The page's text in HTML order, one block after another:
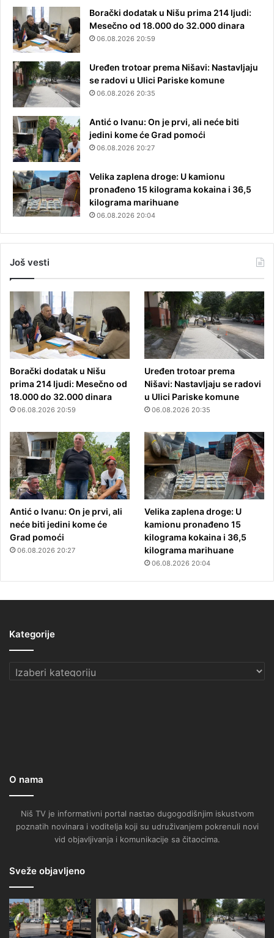
Borački dodatak u Nišu prima 214 ljudi:
Mesečno od 18.000 do 32.000 dinara
06.08.2026 20:59
Uređen trotoar prema Nišavi: Nastavljaju
se radovi u Ulici Pariske komune
06.08.2026 20:35
Antić o Ivanu: On je prvi, ali neće biti
jedini kome će Grad pomoći
06.08.2026 20:27
Velika zaplena droge: U kamionu
pronađeno 15 kilograma kokaina i 36,5
kilograma marihuane
06.08.2026 20:04
Još vesti
Borački dodatak u Nišu
prima 214 ljudi: Mesečno od
18.000 do 32.000 dinara
06.08.2026 20:59
Uređen trotoar prema
Nišavi: Nastavljaju se radovi
u Ulici Pariske komune
06.08.2026 20:35
Antić o Ivanu: On je prvi, ali
neće biti jedini kome će
Grad pomoći
06.08.2026 20:27
Velika zaplena droge: U
kamionu pronađeno 15
kilograma kokaina i 36,5
kilograma marihuane
06.08.2026 20:04
Kategorije
Kategorije
O nama
Niš TV je informativni portal nastao dugogodišnjim iskustvom
poznatih novinara i voditelja koji su udruživanjem pokrenuli novi
vid objavljivanja i komunikacije sa čitaocima.
Sveže objavljeno